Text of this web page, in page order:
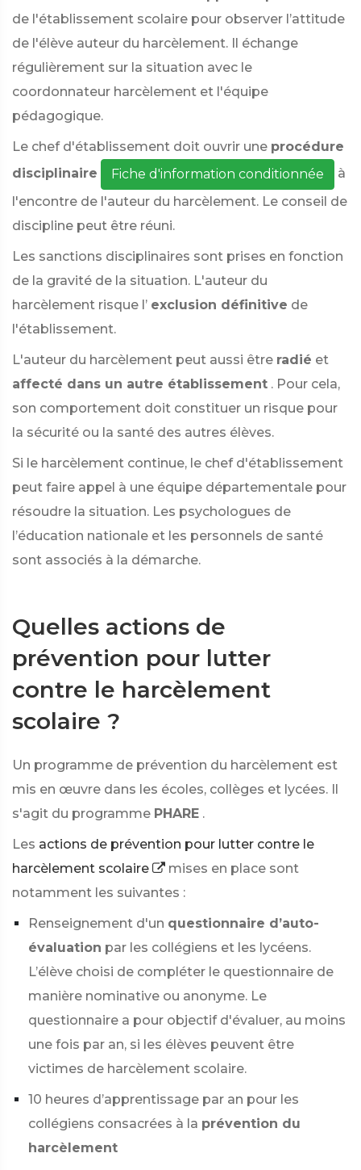
de l'établissement scolaire pour observer l’attitude
de l'élève auteur du harcèlement. Il échange
régulièrement sur la situation avec le
coordonnateur harcèlement et l'équipe
pédagogique.
Le chef d'établissement doit ouvrir une procédure
disciplinaire
Fiche d'information conditionnée
à
l'encontre de l'auteur du harcèlement. Le conseil de
discipline peut être réuni.
Les sanctions disciplinaires sont prises en fonction
de la gravité de la situation. L'auteur du
harcèlement risque l’ exclusion définitive de
l'établissement.
L'auteur du harcèlement peut aussi être radié et
affecté dans un autre établissement . Pour cela,
son comportement doit constituer un risque pour
la sécurité ou la santé des autres élèves.
Si le harcèlement continue, le chef d'établissement
peut faire appel à une équipe départementale pour
résoudre la situation. Les psychologues de
l’éducation nationale et les personnels de santé
sont associés à la démarche.
Quelles actions de
prévention pour lutter
contre le harcèlement
scolaire ?
Un programme de prévention du harcèlement est
mis en œuvre dans les écoles, collèges et lycées. Il
s'agit du programme PHARE .
Les actions de prévention pour lutter contre le
harcèlement scolaire
mises en place sont
notamment les suivantes :
Renseignement d'un questionnaire d’auto-
évaluation par les collégiens et les lycéens.
L’élève choisi de compléter le questionnaire de
manière nominative ou anonyme. Le
questionnaire a pour objectif d'évaluer, au moins
une fois par an, si les élèves peuvent être
victimes de harcèlement scolaire.
10 heures d’apprentissage par an pour les
collégiens consacrées à la prévention du
harcèlement